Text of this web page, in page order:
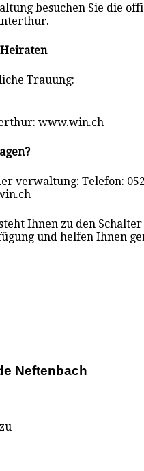
besuchen Sie die
Trauung:
www.win.ch
verwaltung: Telefon: 052
Ihnen zu den Schalter
und helfen Ihnen
Neftenbach